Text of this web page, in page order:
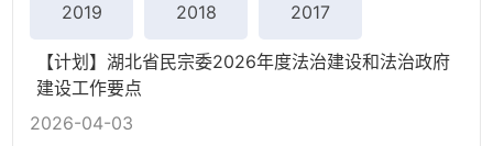
2019 2018 2017
【计划】湖北省民宗委2026年度法治建设和法治政府
建设工作要点
2026-04-03